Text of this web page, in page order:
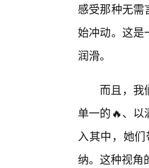
感受那种无需
始冲动。这是
润滑。
而且，我
单一的🔥、以
入其中，她
纳。这种视角